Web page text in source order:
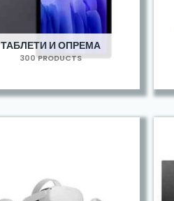
ТАБЛЕТИ И ОПРЕМА
300 PRODUCTS